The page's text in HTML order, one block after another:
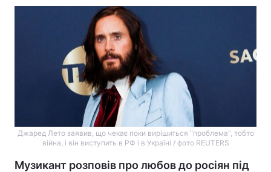
Джаред Лето заявив, що чекає поки вирішиться "проблема", тобто
війна, і він виступить в РФ і в Україні / фото REUTERS
Музикант розповів про любов до росіян під